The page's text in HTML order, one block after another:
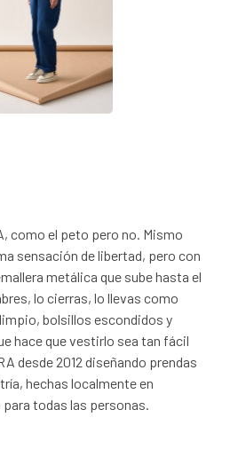
como el peto pero no. Mismo
sensación de libertad, pero con
metálica que sube hasta el
lo cierras, lo llevas como
bolsillos escondidos y
hace que vestirlo sea tan fácil
desde 2012 diseñando prendas
hechas localmente en
todas las personas.